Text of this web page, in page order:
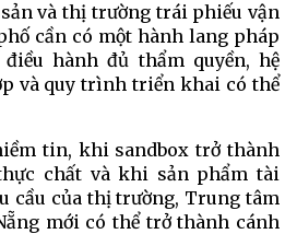
và thị trường trái phiếu vận
cần có một hành lang pháp
hành đủ thẩm quyền, hệ
và quy trình triển khai có thể
tin, khi sandbox trở thành
chất và khi sản phẩm tài
cầu của thị trường, Trung tâm
mới có thể trở thành cánh